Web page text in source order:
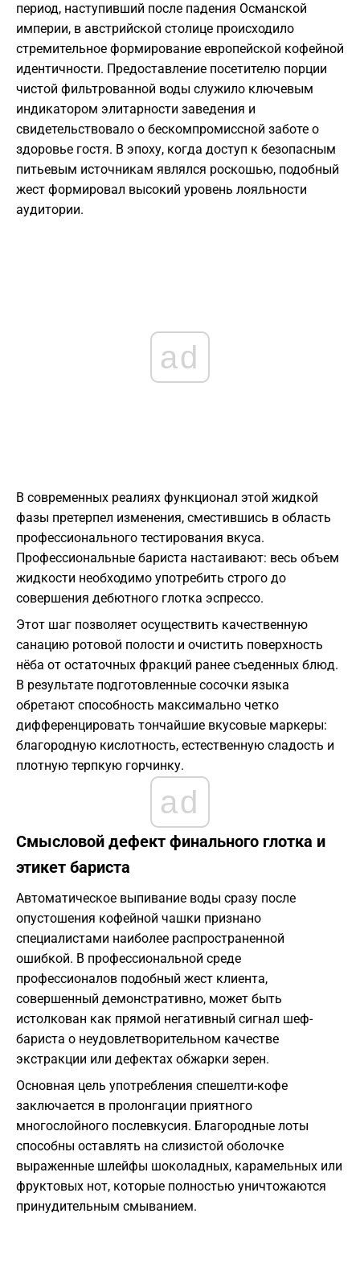
период, наступивший после падения Османской
империи, в австрийской столице происходило
стремительное формирование европейской кофейной
идентичности. Предоставление посетителю порции
чистой фильтрованной воды служило ключевым
индикатором элитарности заведения и
свидетельствовало о бескомпромиссной заботе о
здоровье гостя. В эпоху, когда доступ к безопасным
питьевым источникам являлся роскошью, подобный
жест формировал высокий уровень лояльности
аудитории.
ad
В современных реалиях функционал этой жидкой
фазы претерпел изменения, сместившись в область
профессионального тестирования вкуса.
Профессиональные бариста настаивают: весь объем
жидкости необходимо употребить строго до
совершения дебютного глотка эспрессо.
Этот шаг позволяет осуществить качественную
санацию ротовой полости и очистить поверхность
нёба от остаточных фракций ранее съеденных блюд.
В результате подготовленные сосочки языка
обретают способность максимально четко
дифференцировать тончайшие вкусовые маркеры:
благородную кислотность, естественную сладость и
плотную терпкую горчинку.
ad
Смысловой дефект финального глотка и
этикет бариста
Автоматическое выпивание воды сразу после
опустошения кофейной чашки признано
специалистами наиболее распространенной
ошибкой. В профессиональной среде
профессионалов подобный жест клиента,
совершенный демонстративно, может быть
истолкован как прямой негативный сигнал шеф-
бариста о неудовлетворительном качестве
экстракции или дефектах обжарки зерен.
Основная цель употребления спешелти-кофе
заключается в пролонгации приятного
многослойного послевкусия. Благородные лоты
способны оставлять на слизистой оболочке
выраженные шлейфы шоколадных, карамельных или
фруктовых нот, которые полностью уничтожаются
принудительным смыванием.